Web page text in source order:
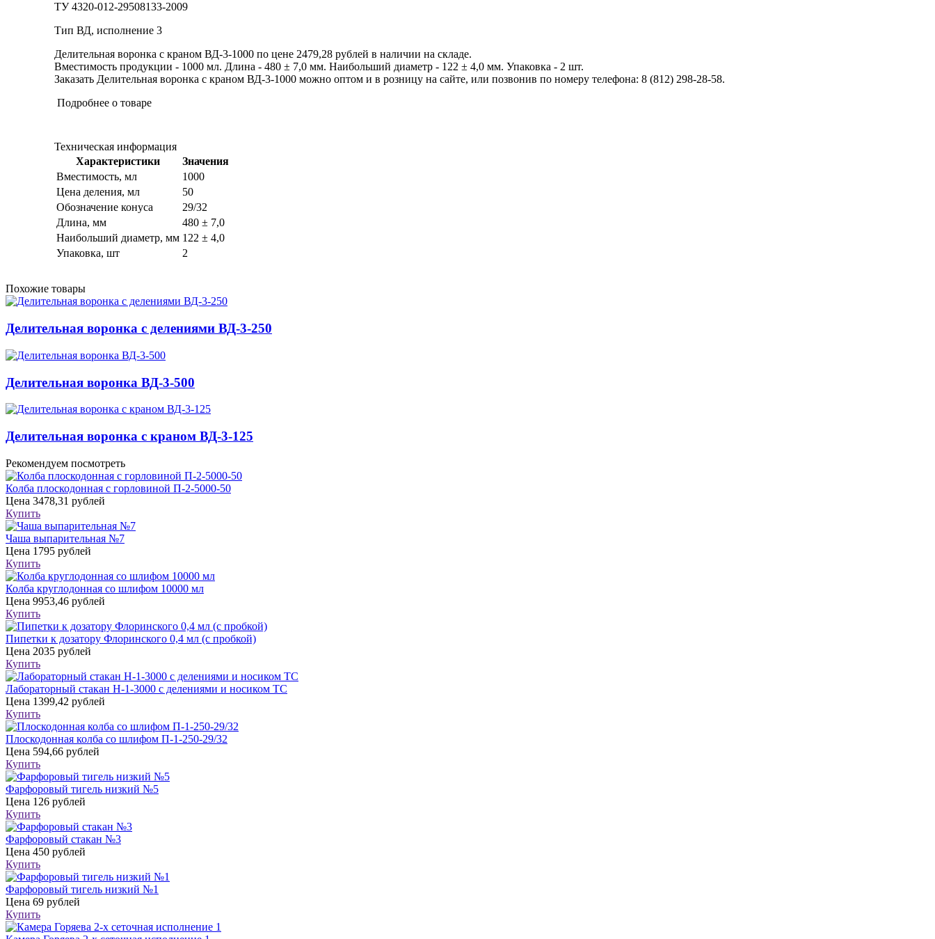
ТУ 4320-012-29508133-2009
Тип ВД, исполнение 3
Делительная воронка с краном ВД-3-1000 по цене 2479,28 рублей в наличии на складе.
Вместимость продукции - 1000 мл. Длина - 480 ± 7,0 мм. Наибольший диаметр - 122 ± 4,0 мм. Упаковка - 2 шт.
Заказать Делительная воронка с краном ВД-3-1000 можно оптом и в розницу на сайте, или позвонив по номеру телефона: 8 (812) 298-28-58.
Подробнее о товаре
Техническая информация
Характеристики
Значения
Вместимость, мл
1000
Цена деления, мл
50
Обозначение конуса
29/32
Длина, мм
480 ± 7,0
Наибольший диаметр, мм 122 ± 4,0
Упаковка, шт
2
Похожие товары
Делительная воронка с делениями ВД-3-250
Делительная воронка ВД-3-500
Делительная воронка с краном ВД-3-125
Рекомендуем посмотреть
Колба плоскодонная с горловиной П-2-5000-50
Цена 3478,31 рублей
Купить
Чаша выпарительная №7
Цена 1795 рублей
Купить
Колба круглодонная со шлифом 10000 мл
Цена 9953,46 рублей
Купить
Пипетки к дозатору Флоринского 0,4 мл (с пробкой)
Цена 2035 рублей
Купить
Лабораторный стакан Н-1-3000 с делениями и носиком ТС
Цена 1399,42 рублей
Купить
Плоскодонная колба со шлифом П-1-250-29/32
Цена 594,66 рублей
Купить
Фарфоровый тигель низкий №5
Цена 126 рублей
Купить
Фарфоровый стакан №3
Цена 450 рублей
Купить
Фарфоровый тигель низкий №1
Цена 69 рублей
Купить